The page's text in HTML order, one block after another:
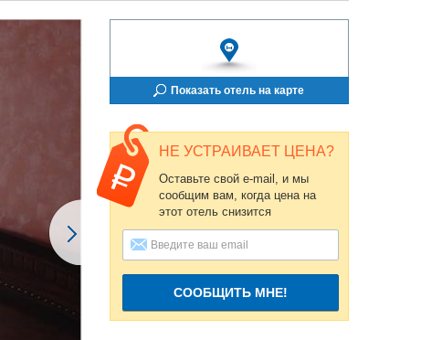
Показать отель на карте
НЕ УСТРАИВАЕТ ЦЕНА?
Оставьте свой e-mail, и мы
сообщим вам, когда цена на
этот отель снизится
СООБЩИТЬ МНЕ!